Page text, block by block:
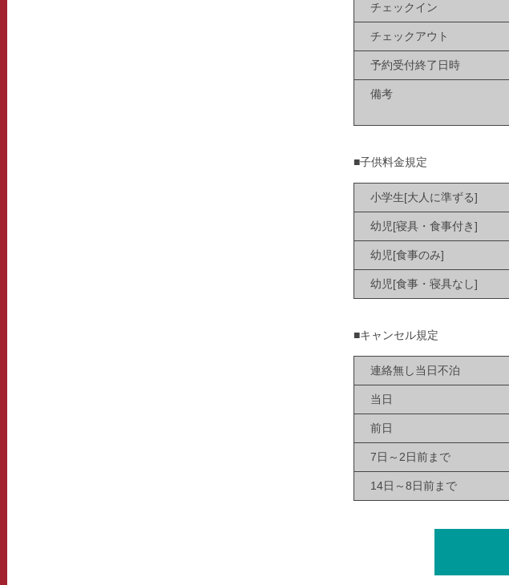
チェックイン
チェックアウト
予約受付終了日時
備考
■子供料金規定
小学生[大人に準ずる]
幼児[寝具・食事付き]
幼児[食事のみ]
幼児[食事・寝具なし]
■キャンセル規定
連絡無し当日不泊
当日
前日
7日～2日前まで
14日～8日前まで